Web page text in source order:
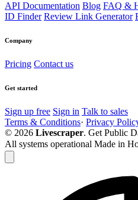
API Documentation Blog FAQ &
ID Finder Review Link Generator
Company
Pricing Contact us
Get started
Sign up free Sign in Talk to sales
Terms & Conditions· Privacy
© 2026 Livescraper. Get Public
All systems operational Made in